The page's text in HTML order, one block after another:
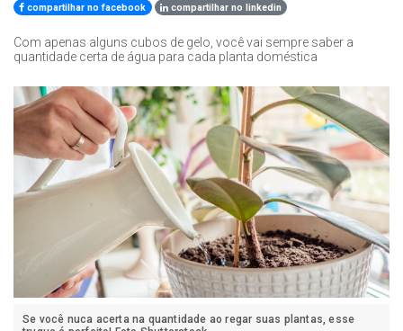
compartilhar no facebook
compartilhar no linkedin
Com apenas alguns cubos de gelo, você vai sempre saber a
quantidade certa de água para cada planta doméstica
Se você nuca acerta na quantidade ao regar suas plantas, esse